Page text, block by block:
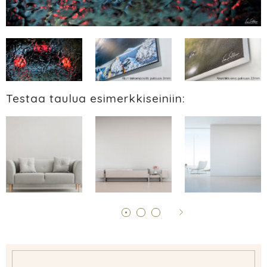
Testaa taulua esimerkkiseiniin: